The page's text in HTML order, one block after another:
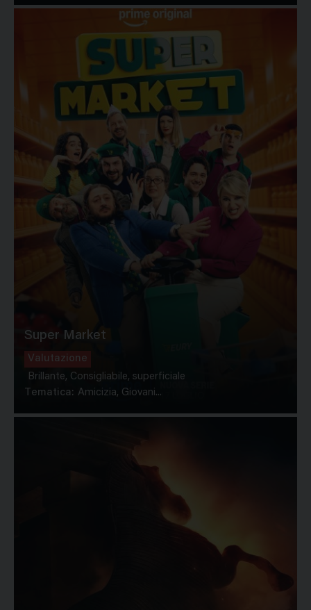
Super Market
Valutazione
Brillante, Consigliabile, superficiale
Tematica: Amicizia, Giovani...